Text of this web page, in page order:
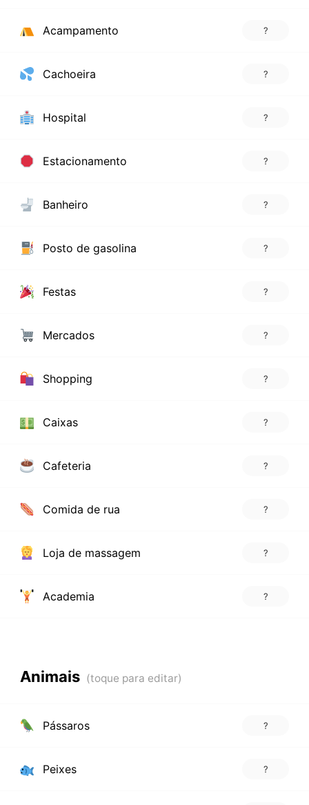
Acampamento ?
Cachoeira ?
Hospital ?
Estacionamento ?
Banheiro ?
Posto de gasolina ?
Festas ?
Mercados ?
Shopping ?
Caixas ?
Cafeteria ?
Comida de rua ?
Loja de massagem ?
Academia ?
Animais
Pássaros ?
Peixes ?